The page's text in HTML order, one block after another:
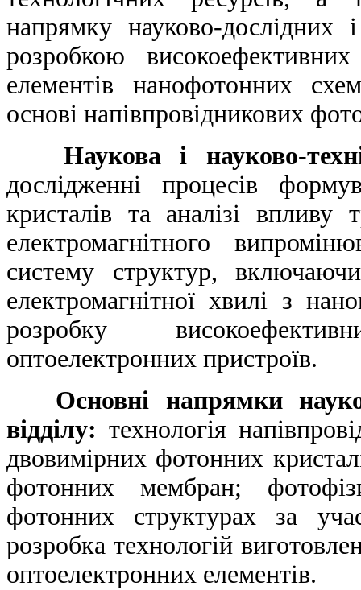
напрямку науково-дослідних
розробкою
елементів нанофотонних
основі напівпровідникових
Наукова і науково-
дослідженні процесів
кристалів та аналізі впливу
електромагнітного
систему структур,
електромагнітної хвилі з
розробку
оптоелектронних пристроїв.
Основні напрямки
відділу: технологія
двовимірних фотонних
фотонних мембран;
фотонних структурах за
розробка технологій
оптоелектронних елементів.